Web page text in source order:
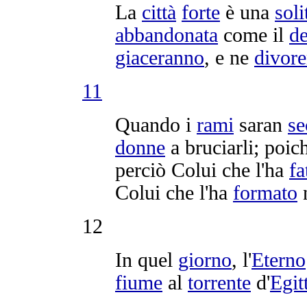
La città forte è una
abbandonata come il
giaceranno, e ne
11
Quando i rami saran
donne a bruciarli;
perciò Colui che l'ha
Colui che l'ha formato
12
In quel giorno, l'Eterno
fiume al torrente d'